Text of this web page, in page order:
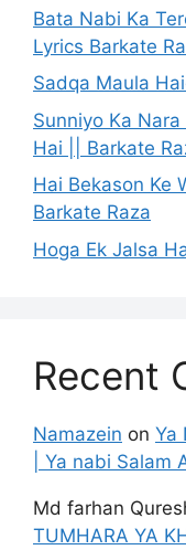
Bata Nabi Ka
Lyrics Barkate
Sadqa Maula
Sunniyo Ka
Hai || Barkate
Hai Bekason Ke
Barkate Raza
Hoga Ek Jalsa
Recent
Namazein on Ya
| Ya nabi Salam
Md farhan
TUMHARA YA